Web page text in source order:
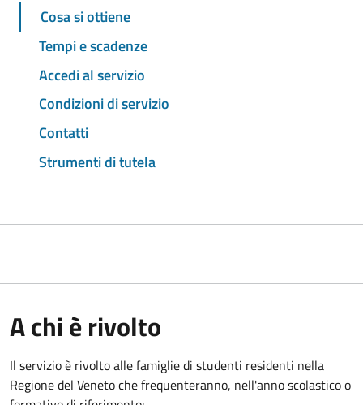
Cosa si ottiene
Tempi e scadenze
Accedi al servizio
Condizioni di servizio
Contatti
Strumenti di tutela
A chi è rivolto
Il servizio è rivoltoalle famiglie di studenti residenti nella
Regione del Veneto chefrequenteranno, nell'anno scolastico o